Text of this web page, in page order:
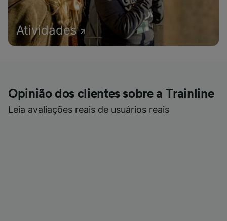
Atividades
Opinião dos clientes sobre a Trainline
Leia avaliações reais de usuários reais